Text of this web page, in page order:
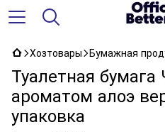
Хозтовары Бумажная
Туалетная бумага
ароматом алоэ
упаковка